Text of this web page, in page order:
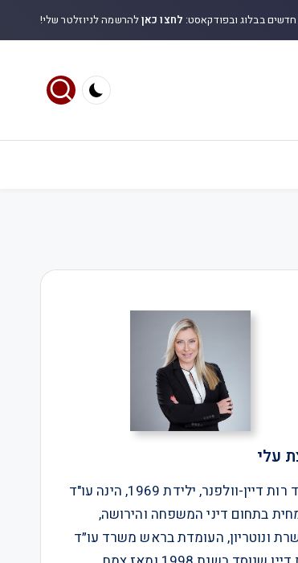
בבלוג ובפודקאסט: לחצו כאןלהרשמה לניוזלטר שלי!
עלי
עו"ד רות דיין-וולפנר, ילידת 1969, הינה עו"ד
בתחום דיני המשפחה והירושה,
ונוטריון, העומדת בראש משרד עו״ד